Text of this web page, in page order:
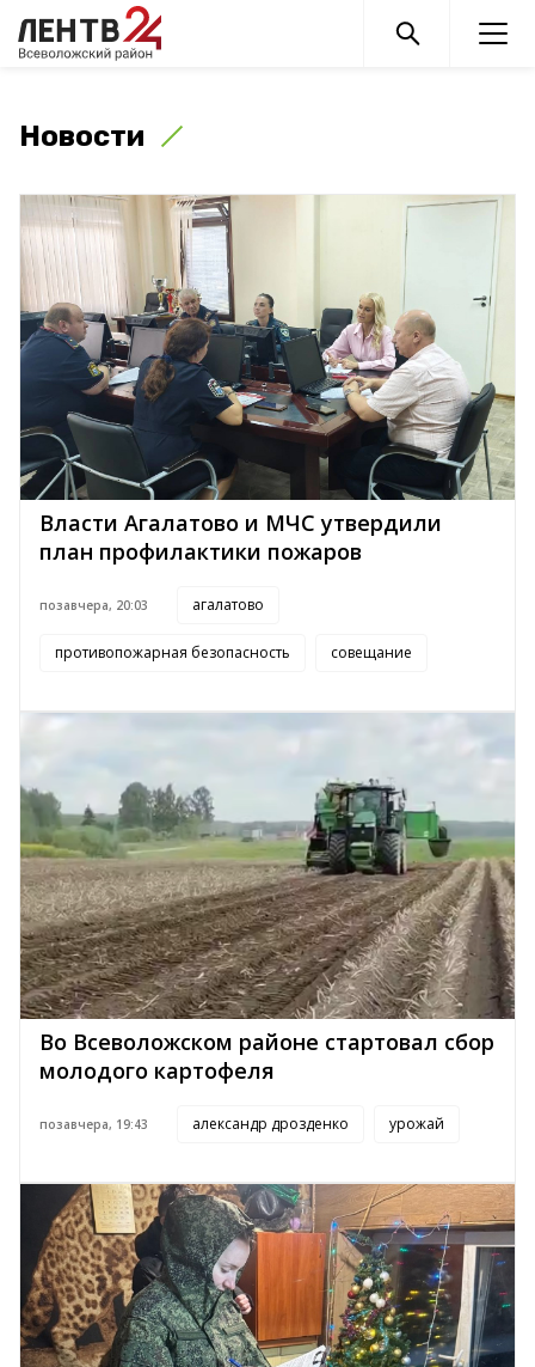
Новости
Власти Агалатово и МЧС утвердили
план профилактики пожаров
позавчера, 20:03 агалатово
противопожарная безопасность совещание
Во Всеволожском районе стартовал сбор
молодого картофеля
позавчера, 19:43 александр дрозденко урожай